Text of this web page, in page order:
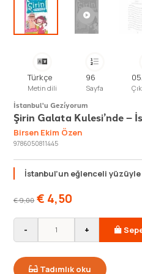
Türkçe
Metin dili
96
Sayfa
İstanbul'u Gezi̇yorum
Şirin Galata Kulesi’nde –
Birsen Ekim Özen
9786050811445
İstanbul’un eğlenceli yüzüyle
€9,00 € 4,50
- +
Tadımlık oku